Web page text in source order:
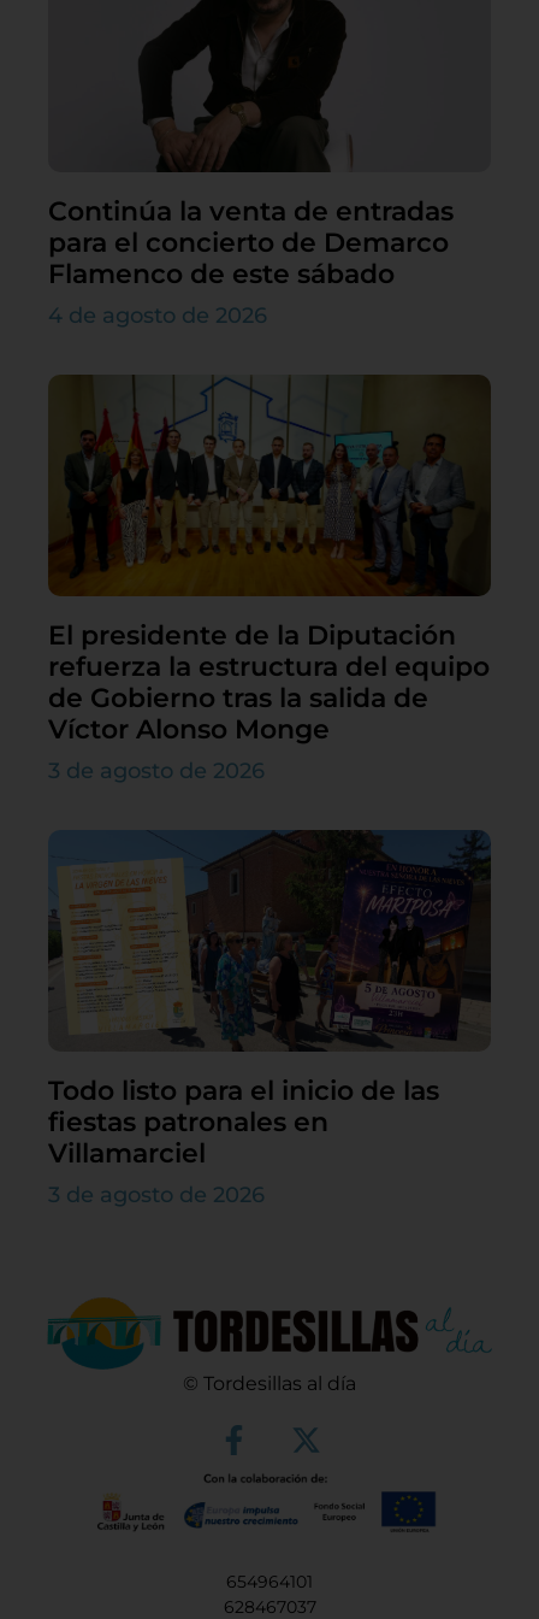
Continúa la venta de entradas
para el concierto de Demarco
Flamenco de este sábado
4 de agosto de 2026
El presidente de la Diputación
refuerza la estructura del equipo
de Gobierno tras la salida de
Víctor Alonso Monge
3 de agosto de 2026
Todo listo para el inicio de las
fiestas patronales en
Villamarciel
3 de agosto de 2026
© Tordesillas al día
654964101
628467037